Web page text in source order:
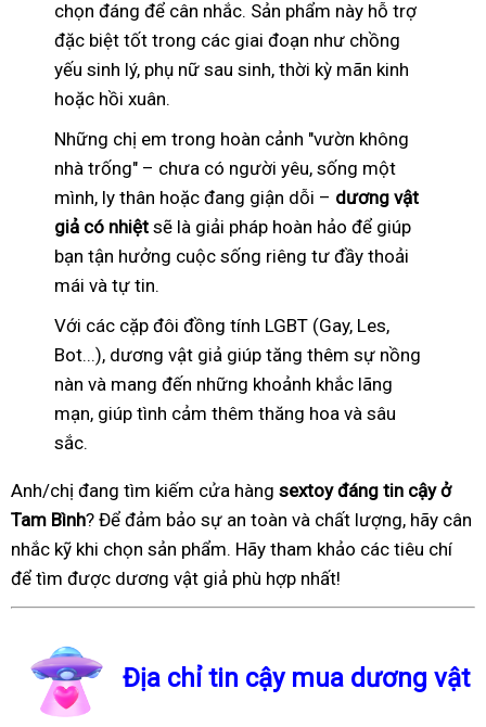
chọn đáng để cân nhắc. Sản phẩm này hỗ trợ
đặc biệt tốt trong các giai đoạn như chồng
yếu sinh lý, phụ nữ sau sinh, thời kỳ mãn kinh
hoặc hồi xuân.
Những chị em trong hoàn cảnh "vườn không
nhà trống" – chưa có người yêu, sống một
mình, ly thân hoặc đang giận dỗi – dương vật
giả có nhiệt sẽ là giải pháp hoàn hảo để giúp
bạn tận hưởng cuộc sống riêng tư đầy thoải
mái và tự tin.
Với các cặp đôi đồng tính LGBT (Gay, Les,
Bot...), dương vật giả giúp tăng thêm sự nồng
nàn và mang đến những khoảnh khắc lãng
mạn, giúp tình cảm thêm thăng hoa và sâu
sắc.
Anh/chị đang tìm kiếm cửa hàng sextoy đáng tin cậy ở
Tam Bình? Để đảm bảo sự an toàn và chất lượng, hãy cân
nhắc kỹ khi chọn sản phẩm. Hãy tham khảo các tiêu chí
để tìm được dương vật giả phù hợp nhất!
Địa chỉ tin cậy mua dương vật